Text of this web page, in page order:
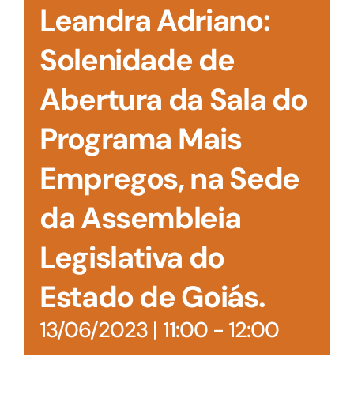
Leandra Adriano:
Solenidade de
Abertura da Sala do
Programa Mais
Empregos, na Sede
da Assembleia
Legislativa do
Estado de Goiás.
13/06/2023 | 11:00- 12:00